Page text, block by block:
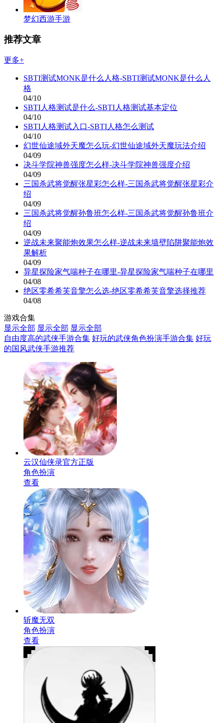
梦幻西游手游
推荐文章
更多+
SBTI测试MONK是什么人格-SBTI测试MONK是什么人
格
04/10
SBTI人格测试是什么-SBTI人格测试基本定位
04/10
SBTI人格测试入口-SBTI人格怎么测试
04/10
幻世仙途域外天魔怎么玩-幻世仙途域外天魔玩法介绍
04/09
决斗学院神兽强度怎么样-决斗学院神兽强度介绍
04/09
三国杀武将觉醒张星彩怎么样-三国杀武将觉醒张星彩介
绍
04/09
三国杀武将觉醒孙鲁班怎么样-三国杀武将觉醒孙鲁班介
绍
04/09
逆战未来聚能炮效果怎么样-逆战未来墙壁陷阱聚能炮效
果解析
04/09
异星探险家气喘种子在哪里-异星探险家气喘种子在哪里
04/08
绝区零希希芙音擎怎么选-绝区零希希芙音擎选择推荐
04/08
游戏合集
显示全部 显示全部 显示全部
自由度高的武侠手游合集 好玩的武侠角色扮演手游合集 好玩
的国风武侠手游推荐
云汉仙侠录官方正版
角色扮演
查看
斩魔无双
角色扮演
查看